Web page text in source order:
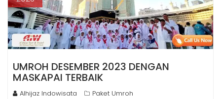
UMROH DESEMBER 2023 DENGAN
MASKAPAI TERBAIK
Alhijaz Indowisata
Paket Umroh